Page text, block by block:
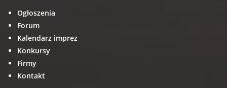
Ogłoszenia
Forum
Kalendarz imprez
Konkursy
Firmy
Kontakt